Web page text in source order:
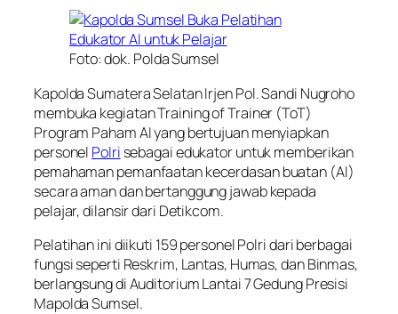
Foto: dok. Polda Sumsel
Kapolda Sumatera Selatan Irjen Pol. Sandi Nugroho
membuka kegiatan Training of Trainer (ToT)
Program Paham AI yang bertujuan menyiapkan
personel Polri sebagai edukator untuk memberikan
pemahaman pemanfaatan kecerdasan buatan (AI)
secara aman dan bertanggung jawab kepada
pelajar, dilansir dari Detikcom.
Pelatihan ini diikuti 159 personel Polri dari berbagai
fungsi seperti Reskrim, Lantas, Humas, dan Binmas,
berlangsung di Auditorium Lantai 7 Gedung Presisi
Mapolda Sumsel.